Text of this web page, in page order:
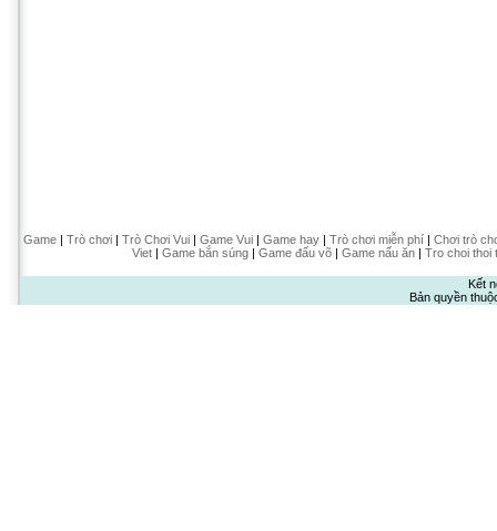
Game| Trò chơi| Trò Chơi Vui| Game Vui| Game hay| Trò chơi miễn phí| Chơi trò
Viet| Game bắn súng| Game đấu võ| Game nấu ăn| Tro choi thoi
Kết
Bản quyền